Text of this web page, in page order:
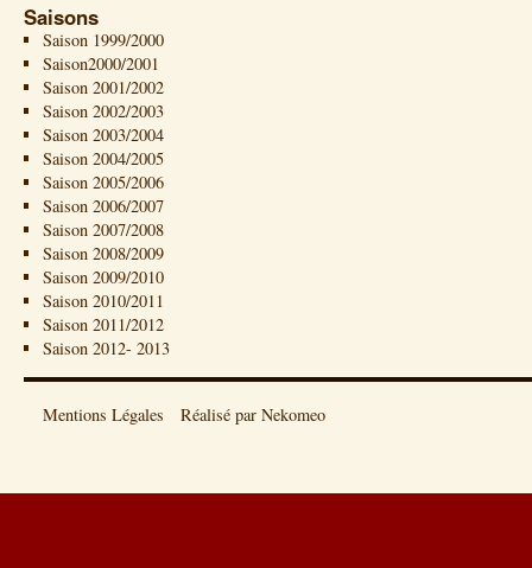
Saisons
Saison 1999/2000
Saison2000/2001
Saison 2001/2002
Saison 2002/2003
Saison 2003/2004
Saison 2004/2005
Saison 2005/2006
Saison 2006/2007
Saison 2007/2008
Saison 2008/2009
Saison 2009/2010
Saison 2010/2011
Saison 2011/2012
Saison 2012- 2013
Mentions Légales Réalisé par Nekomeo